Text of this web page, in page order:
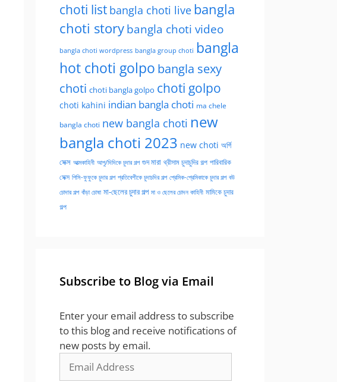
choti list bangla choti live bangla
choti storybangla choti video
bangla choti wordpress bangla group choti bangla
hot choti golpo bangla sexy
choti choti bangla golpo choti golpo
choti kahini indian bangla choti ma chele
bangla choti new bangla choti new
bangla choti 2023 new choti অর্গি
সেক্স আত্মকাহিনী আপু/দিদিকে চুদার গল্প গুদ মারা থ্রীসাম চুদাচুদির গল্প পারিবারিক
সেক্স পিসি-ফুফুকে চুদার গল্প প্রতিবেশীকে চুদাচদির গল্প প্রেমিক-প্রেমিকাকে চুদার গল্প বউ
চোদার গল্প বাঁড়া চোষা মা-ছেলের চুদার গল্প মা ও ছেলের চোদন কাহিনী মামিকে চুদার
গল্প
Subscribe to Blog via Email
Enter your email address to subscribe
to this blog and receive notifications of
new posts by email.
Address